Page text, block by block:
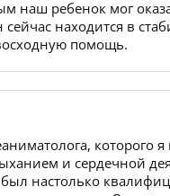
ребенок мог
находится в
помощь.
которого
и сердечной
настолько